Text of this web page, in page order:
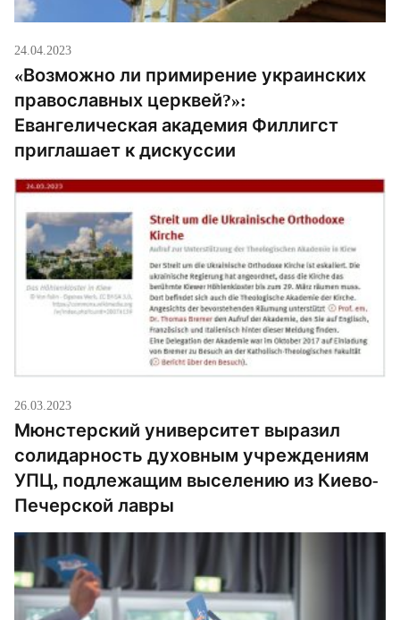
24.04.2023
«Возможно ли примирение украинских
православных церквей?»:
Евангелическая академия Филлигст
приглашает к дискуссии
26.03.2023
Мюнстерский университет выразил
солидарность духовным учреждениям
УПЦ, подлежащим выселению из Киево-
Печерской лавры